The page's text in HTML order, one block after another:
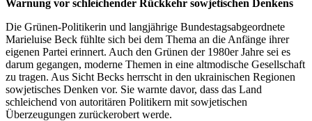
Warnung vor schleichender Rückkehr sowjetischen Denkens
Die Grünen-Politikerin und langjährige Bundestagsabgeordnete
Marieluise Beck fühlte sich bei dem Thema an die Anfänge ihrer
eigenen Partei erinnert. Auch den Grünen der 1980er Jahre sei es
darum gegangen, moderne Themen in eine altmodische Gesellschaft
zu tragen. Aus Sicht Becks herrscht in den ukrainischen Regionen
sowjetisches Denken vor. Sie warnte davor, dass das Land
schleichend von autoritären Politikern mit sowjetischen
Überzeugungen zurückerobert werde.